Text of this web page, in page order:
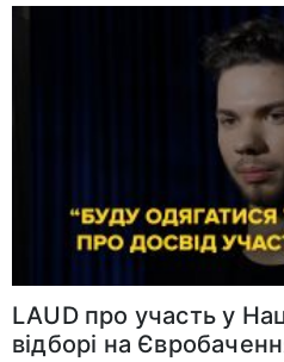
LAUD про участь у
відборі на